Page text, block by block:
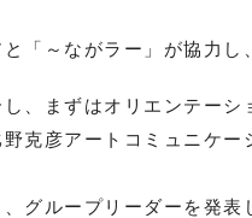
「～ながラー」が協力し
、まずはオリエンテーシ
克彦アートコミュニケー
グループリーダーを発